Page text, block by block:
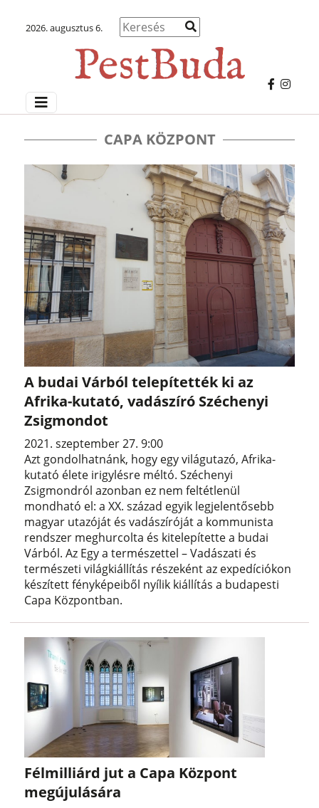
2026. augusztus 6.
CAPA KÖZPONT
A budai Várból telepítették ki az
Afrika-kutató, vadászíró Széchenyi
Zsigmondot
2021. szeptember 27. 9:00
Azt gondolhatnánk, hogy egy világutazó, Afrika-
kutató élete irigylésre méltó. Széchenyi
Zsigmondról azonban ez nem feltétlenül
mondható el: a XX. század egyik legjelentősebb
magyar utazóját és vadászíróját a kommunista
rendszer meghurcolta és kitelepítette a budai
Várból. Az Egy a természettel – Vadászati és
természeti világkiállítás részeként az expedíciókon
készített fényképeiből nyílik kiállítás a budapesti
Capa Központban.
Félmilliárd jut a Capa Központ
megújulására